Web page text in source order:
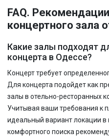
FAQ.
концертного зала
Какие залы подходят
концерта в Одессе?
Концерт требует
Для концерта подойдет как
залы в отельно-ресторанных
Учитывая ваши требования к
идеальный вариант локации в
комфортного поиска